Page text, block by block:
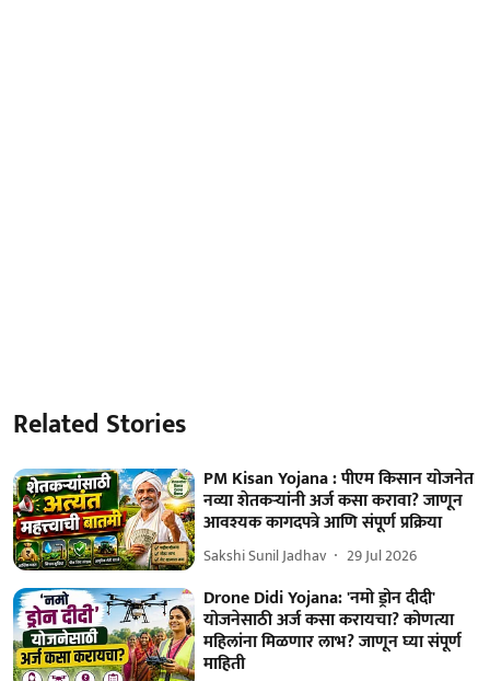
Related Stories
PM Kisan Yojana : पीएम किसान योजनेत
नव्या शेतकऱ्यांनी अर्ज कसा करावा? जाणून
आवश्यक कागदपत्रे आणि संपूर्ण प्रक्रिया
Sakshi Sunil Jadhav 29 Jul 2026
Drone Didi Yojana: 'नमो ड्रोन दीदी'
योजनेसाठी अर्ज कसा करायचा? कोणत्या
महिलांना मिळणार लाभ? जाणून घ्या संपूर्ण
माहिती